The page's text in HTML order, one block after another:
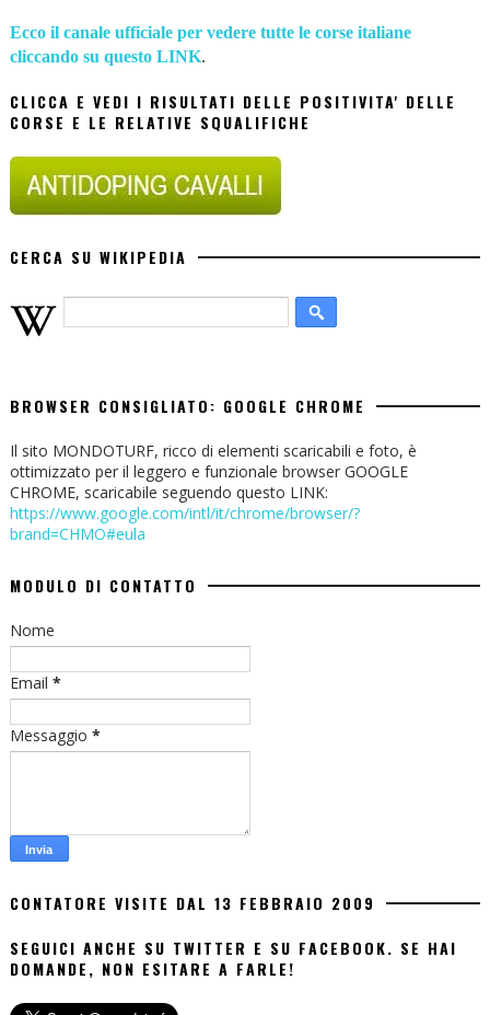
Ecco il canale ufficiale per vedere tutte le corse italiane
cliccando su questo LINK.
CLICCA E VEDI I RISULTATI DELLE POSITIVITA' DELLE
CORSE E LE RELATIVE SQUALIFICHE
CERCA SU WIKIPEDIA
BROWSER CONSIGLIATO: GOOGLE CHROME
Il sito MONDOTURF, ricco di elementi scaricabili e foto, è
ottimizzato per il leggero e funzionale browser GOOGLE
CHROME, scaricabile seguendo questo LINK:
https://www.google.com/intl/it/chrome/browser/?
brand=CHMO#eula
MODULO DI CONTATTO
Nome
Email *
Messaggio *
CONTATORE VISITE DAL 13 FEBBRAIO 2009
SEGUICI ANCHE SU TWITTER E SU FACEBOOK. SE HAI
DOMANDE, NON ESITARE A FARLE!